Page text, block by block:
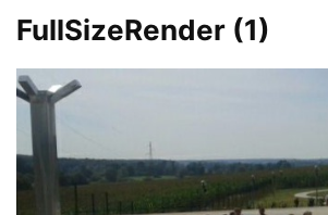
FullSizeRender (1)